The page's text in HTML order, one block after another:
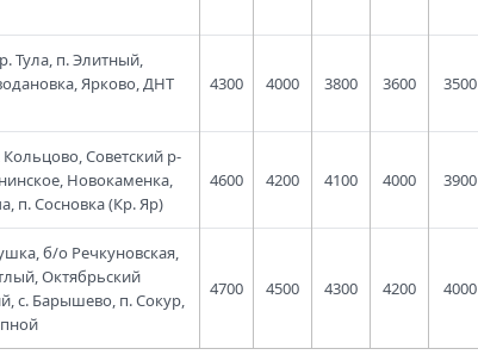
Тула, п. Элитный,
Ярково, ДНТ
4300 4000 3800 3600 3500
Советский р-
Новокаменка,
п. Сосновка (Кр. Яр)
4600 4200 4100 4000 3900
б/о Речкуновская,
Октябрьский
с. Барышево, п. Сокур,
4700 4500 4300 4200 4000